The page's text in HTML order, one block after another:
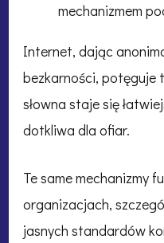
mechanizmem
Internet, dając
bezkarności, potęguje
słowna staje się
dotkliwa dla ofiar.
Te same mechanizmy
organizacjach,
jasnych standardów